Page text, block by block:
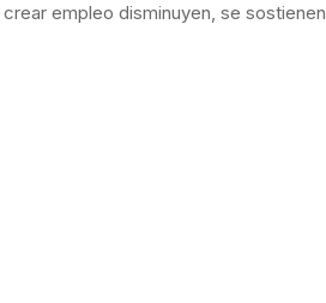
empleo disminuyen, se sostienen